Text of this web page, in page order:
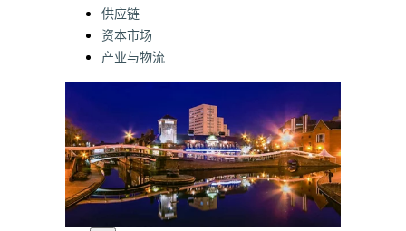
Categories:
供应链
资本市场
产业与物流